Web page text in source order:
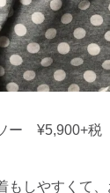
ー ¥5,900+税
しやすくて、